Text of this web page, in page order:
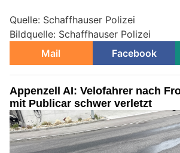
Quelle: Schaffhauser Polizei
Bildquelle: Schaffhauser Polizei
Mail
Facebook
Appenzell AI: Velofahrer nach
mit Publicar schwer verletzt